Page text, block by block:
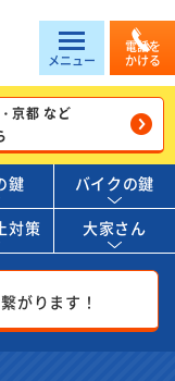
メニュー
電話を
かける
京都 など
鍵 バイクの鍵
対策 大家さん
がります！